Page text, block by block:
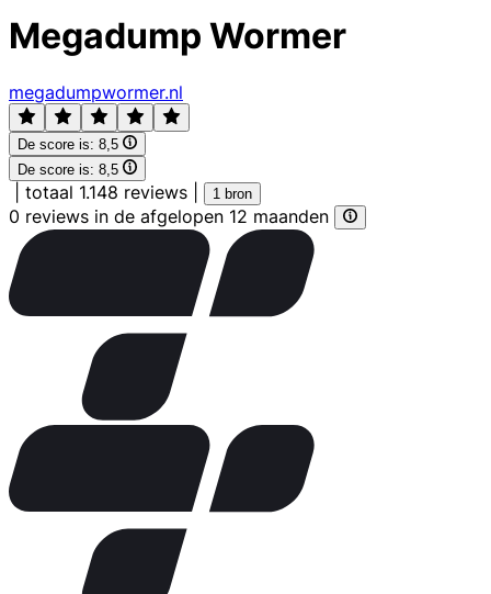
Megadump Wormer
megadumpwormer.nl
De score is: 8,5
De score is: 8,5
totaal 1.148 reviews 1 bron
0 reviews in de afgelopen 12 maanden